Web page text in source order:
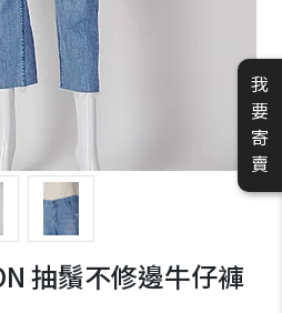
抽鬚不修邊牛仔褲
我
要
寄
賣